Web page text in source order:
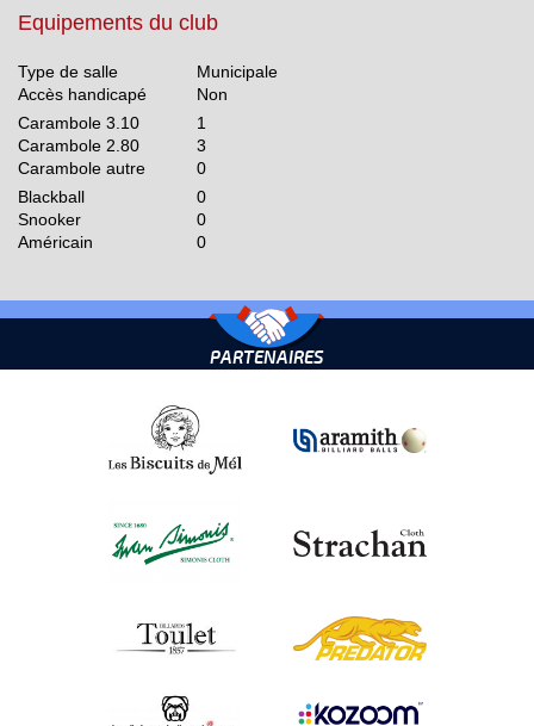
Equipements du club
Type de salle
Municipale
Accès handicapé
Non
Carambole 3.10
1
Carambole 2.80
3
Carambole autre
0
Blackball
0
Snooker
0
Américain
0
PARTENAIRES